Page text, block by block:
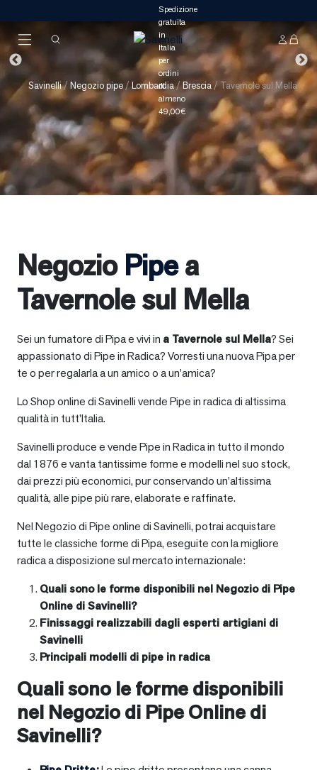
Savinelli/ Negozio pipe/Lombardia/Brescia /Tavernole sul Mella
Negozio Pipea
Tavernole sul Mella
Sei un fumatore di Pipa e vivi in a Tavernole sul Mella? Sei
appassionato di Pipe in Radica? Vorresti una nuova Pipa per
te o per regalarla a un amico o a un’amica?
Lo Shop online di Savinelli vende Pipe in radica di altissima
qualità in tutt’Italia.
Savinelli produce e vende Pipe in Radica in tutto il mondo
dal 1876 e vanta tantissime forme e modelli nel suo stock,
dai prezzi più economici, pur conservando un’altissima
qualità, alle pipe più rare, elaborate e raffinate.
Nel Negozio di Pipe online di Savinelli, potrai acquistare
tutte le classiche forme di Pipa, eseguite con la migliore
radica a disposizione sul mercato internazionale:
Quali sono le forme disponibili nel Negozio di Pipe
Online di Savinelli?
Finissaggi realizzabili dagli esperti artigiani di
Savinelli
Principali modelli di pipe in radica
Quali sono le forme disponibili
nel Negozio di Pipe Online di
Savinelli?